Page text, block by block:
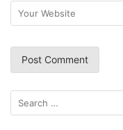
Search
for: